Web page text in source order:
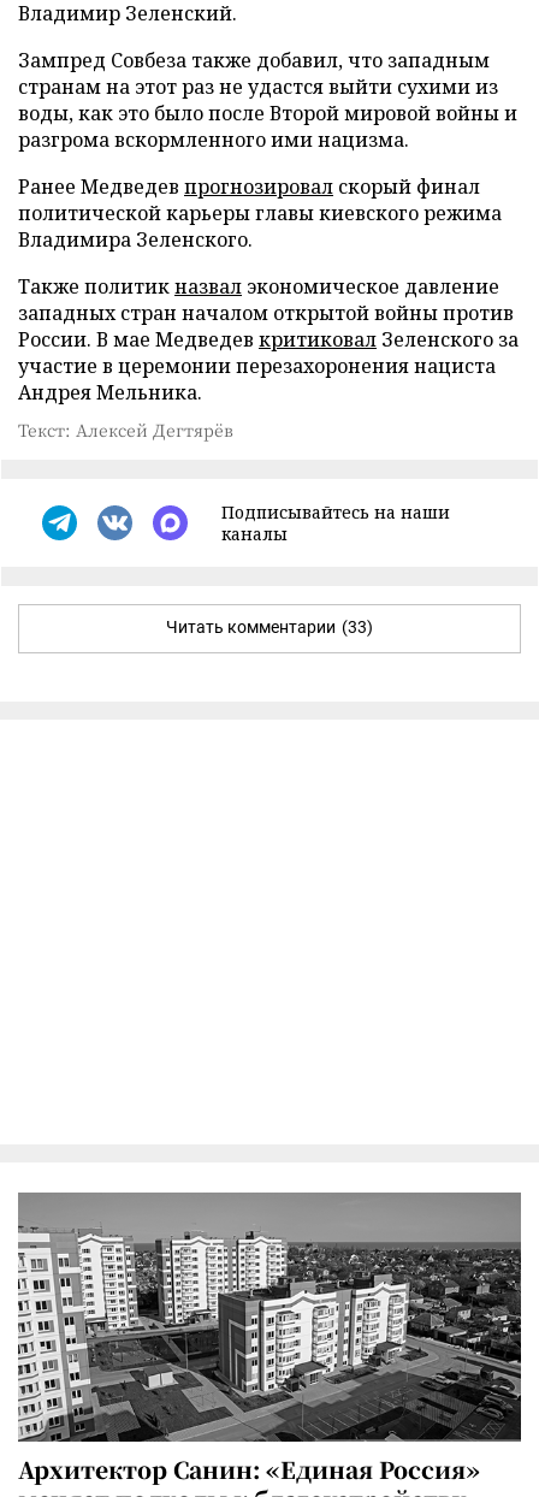
Владимир Зеленский.
Зампред Совбеза также добавил, что западным
странам на этот раз не удастся выйти сухими из
воды, как это было после Второй мировой войны и
разгрома вскормленного ими нацизма.
Ранее Медведев прогнозировал скорый финал
политической карьеры главы киевского режима
Владимира Зеленского.
Также политикназвал экономическое давление
западных стран началом открытой войны против
России. В мае Медведев критиковал Зеленского за
участие в церемонии перезахоронения нациста
Андрея Мельника.
Текст: Алексей Дегтярёв
Подписывайтесь на наши
каналы
Читать комментарии (33)
Архитектор Санин: «Единая Россия»